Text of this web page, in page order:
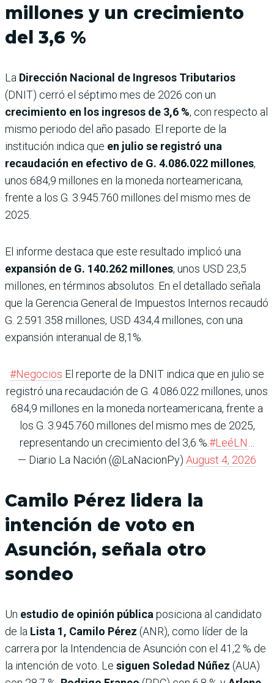
millones y un crecimiento
del 3,6 %
La Dirección Nacional de Ingresos Tributarios
(DNIT) cerró el séptimo mes de 2026 con un
crecimiento en los ingresos de 3,6 %, con respecto al
mismo periodo del año pasado. El reporte de la
institución indica que en julio se registró una
recaudación en efectivo de G. 4.086.022 millones,
unos 684,9 millones en la moneda norteamericana,
frente a los G. 3.945.760 millones del mismo mes de
2025.
El informe destaca que este resultado implicó una
expansión de G. 140.262 millones, unos USD 23,5
millones, en términos absolutos. En el detallado señala
que la Gerencia General de Impuestos Internos recaudó
G. 2.591.358 millones, USD 434,4 millones, con una
expansión interanual de 8,1%.
#Negocios El reporte de la DNIT indica que en julio se
registró una recaudación de G. 4.086.022 millones, unos
684,9 millones en la moneda norteamericana, frente a
los G. 3.945.760 millones del mismo mes de 2025,
representando un crecimiento del 3,6 %.#LeéLN
— Diario La Nación (@LaNacionPy) August 4, 2026
Camilo Pérez lidera la
intención de voto en
Asunción, señala otro
sondeo
Un estudio de opinión pública posiciona al candidato
de la Lista 1, Camilo Pérez (ANR), como líder de la
carrera por la Intendencia de Asunción con el 41,2 % de
la intención de voto. Le siguen Soledad Núñez (AUA)